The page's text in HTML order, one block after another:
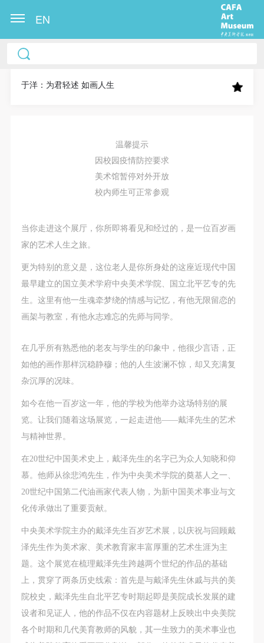
EN
于洋：为君轻述 如画人生
温馨提示
因校园疫情防控要求
美术馆暂停对外开放
校内师生可正常参观
当你走进这个展厅，你所即将看见和经过的，是一位百岁画
家的艺术人生之旅。
更为特别的意义是，这位老人是你所身处的这座近现代中国
最早建立的国立美术学府中央美术学院、国立北平艺专的先
生。这里有他一生魂牵梦绕的情感与记忆，有他无限留恋的
画架与教室，有他永志难忘的先师与同学。
在几乎所有熟悉他的老友与学生的印象中，他很少言语，正
如他的画作那样沉稳静穆；他的人生波澜不惊，却又充满复
杂沉厚的况味。
如今在他一百岁这一年，他的学校为他举办这场特别的展
览。让我们随着这场展览，一起走进他——戴泽先生的艺术
与精神世界。
在20世纪中国美术史上，戴泽先生的名字已为众人知晓和仰
慕。他师从徐悲鸿先生，作为中央美术学院的奠基人之一、
20世纪中国第二代油画家代表人物，为新中国美术事业与文
化传承做出了重要贡献。
中央美术学院主办的戴泽先生百岁艺术展，以庆祝与回顾戴
泽先生作为美术家、美术教育家丰富厚重的艺术生涯为主
题。这个展览在梳理戴泽先生跨越两个世纪的作品的基础
上，贯穿了两条历史线索：首先是与戴泽先生休戚与共的美
院校史，戴泽先生自北平艺专时期起即是美院成长发展的建
设者和见证人，他的作品不仅在内容题材上反映出中央美院
各个时期和几代美育教师的风貌，其一生致力的美术事业也
中央美术学院美术馆出版授权协议书
称“CAFAM”），愿意将本人参与中央美术学院美术馆
作发表、出版。中央美术学院可以以电子、网络及其
它数字媒体形式公开出版，并同意编入《中国知识资
源总库》《中央美术学院资料库》《中央美术学院美
关“章程”规定享受相关权益。
中央美术学院美术馆活动安全免责协议书
第一条
本次活动公平公正、自愿参加与退出、风险与责任自
负的原则。但活动有风险，参加者应有必要的风险意
识。
参加本次活动者必须遵守中华人民共和国的相关法
律、法规，必须遵循道德和社会公德规范，并应该具
备以人为本、团结友爱、互相帮助和助人为乐的良好
品质。
第三条
参加本次活动人员应该是成年人（具有完全民事行为
同下参观。
第四条
参加活动者在此次活动期间的人身安全责任自负。鼓
励参加者自行购买人身安全保险。活动中一旦出现事
故，活动中任何非事故当事人及美术馆将不承担人身
事故的任何责任，但有互相援助的义务。参加活动的
成员应当积极主动的组织实施救援工作，但对事故本
身不承担任何法律责任和经济责任。参加本次活动者
的人身安全不负有民事及相关连带责任。
第五条
参加活动者在此次活动期间应主动遵守美术馆活动秩
中央美术学院美术馆出版授权协议书
称“CAFAM”），愿意将本人参与中央美术学院美术馆
作发表、出版。中央美术学院可以以电子、网络及其
它数字媒体形式公开出版，并同意编入《中国知识资
源总库》《中央美术学院资料库》《中央美术学院美
关“章程”规定享受相关权益。
中央美术学院美术馆活动安全免责协议书
第一条
本次活动公平公正、自愿参加与退出、风险与责任自
负的原则。但活动有风险，参加者应有必要的风险意
识。
参加本次活动者必须遵守中华人民共和国的相关法
律、法规，必须遵循道德和社会公德规范，并应该具
备以人为本、团结友爱、互相帮助和助人为乐的良好
品质。
第三条
参加本次活动人员应该是成年人（具有完全民事行为
同下参观。
第四条
参加活动者在此次活动期间的人身安全责任自负。鼓
励参加者自行购买人身安全保险。活动中一旦出现事
故，活动中任何非事故当事人及美术馆将不承担人身
事故的任何责任，但有互相援助的义务。参加活动的
成员应当积极主动的组织实施救援工作，但对事故本
身不承担任何法律责任和经济责任。参加本次活动者
的人身安全不负有民事及相关连带责任。
第五条
参加活动者在此次活动期间应主动遵守美术馆活动秩
中央美术学院美术馆出版授权协议书
称“CAFAM”），愿意将本人参与中央美术学院美术馆
作发表、出版。中央美术学院可以以电子、网络及其
它数字媒体形式公开出版，并同意编入《中国知识资
源总库》《中央美术学院资料库》《中央美术学院美
关“章程”规定享受相关权益。
中央美术学院美术馆活动安全免责协议书
第一条
本次活动公平公正、自愿参加与退出、风险与责任自
负的原则。但活动有风险，参加者应有必要的风险意
识。
参加本次活动者必须遵守中华人民共和国的相关法
律、法规，必须遵循道德和社会公德规范，并应该具
备以人为本、团结友爱、互相帮助和助人为乐的良好
品质。
第三条
参加本次活动人员应该是成年人（具有完全民事行为
同下参观。
第四条
参加活动者在此次活动期间的人身安全责任自负。鼓
励参加者自行购买人身安全保险。活动中一旦出现事
故，活动中任何非事故当事人及美术馆将不承担人身
事故的任何责任，但有互相援助的义务。参加活动的
成员应当积极主动的组织实施救援工作，但对事故本
身不承担任何法律责任和经济责任。参加本次活动者
的人身安全不负有民事及相关连带责任。
第五条
参加活动者在此次活动期间应主动遵守美术馆活动秩